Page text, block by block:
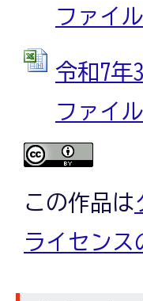
ファイ
令和7年
ファイ
この作品は
ライセンス